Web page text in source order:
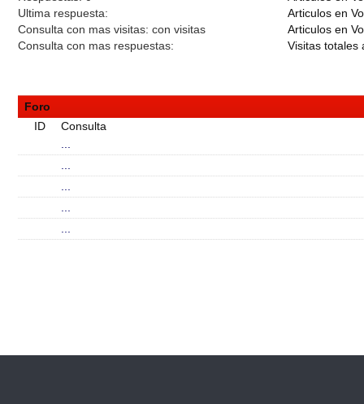
Ultima respuesta:
Consulta con mas visitas: con visitas
Consulta con mas respuestas:
Articulos en
Articulos en
Visitas totales
Foro
ID
Consulta